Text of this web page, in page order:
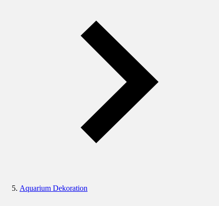
Aquarium Dekoration